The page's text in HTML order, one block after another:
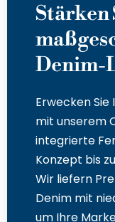
Stärken
Denim-
Erwecken
mit unserem
integrierte
Konzept bis
Wir liefern
Denim mit
um Ihre